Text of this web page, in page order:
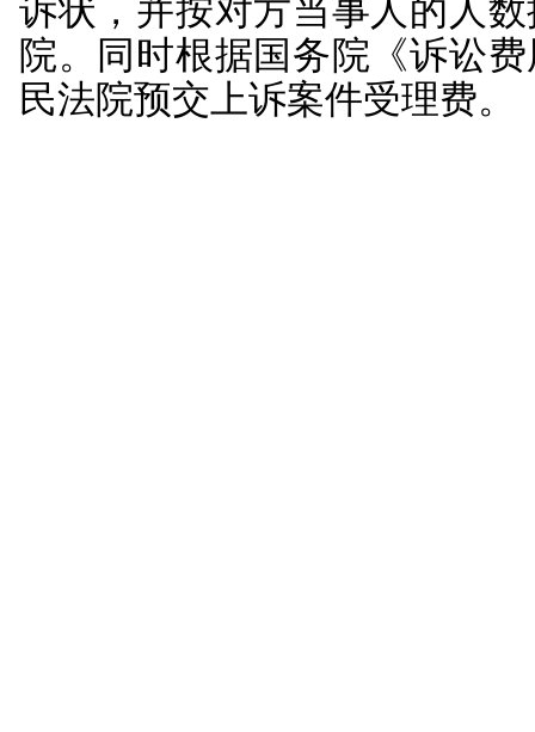
的实现抵押权的情形，
告江东公司以其名下“